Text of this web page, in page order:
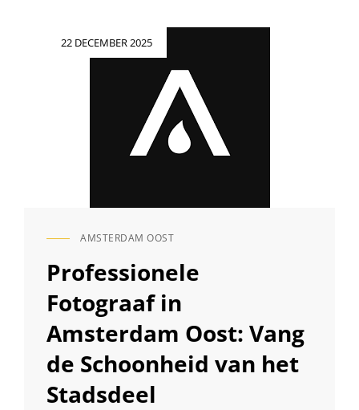
22 DECEMBER 2025
CAT
AMSTERDAM OOST
Professionele
Fotograaf in
Amsterdam Oost: Vang
de Schoonheid van het
Stadsdeel